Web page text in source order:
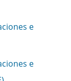
e
e